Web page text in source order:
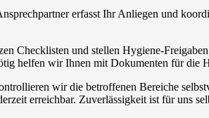
erfasst Ihr Anliegen und
Checklisten und stellen Hygiene-
helfen wir Ihnen mit Dokumenten für die
wir die betroffenen Bereiche
erreichbar. Zuverlässigkeit ist für uns